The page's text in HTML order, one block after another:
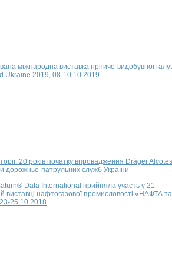
міжнародна виставка гірничо-видобувної
Ukraine 2019, 08-10.10.2019
20 років початку впровадження Dräger
дорожньо-патрульних служб України
Data International прийняла участь у 21
виставці нафтогазової промисловості «НАФТА та
25.10.2018